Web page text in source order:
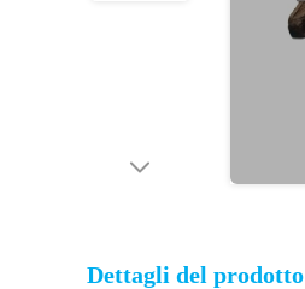
Dettagli del prodotto